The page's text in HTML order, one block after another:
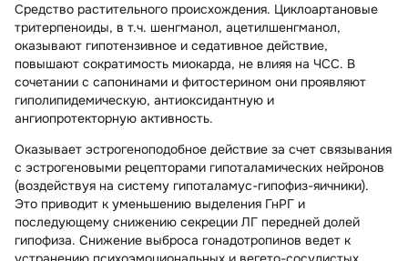
Средство растительного происхождения. Циклоартановые
тритерпеноиды, в т.ч. шенгманол, ацетилшенгманол,
оказывают гипотензивное и седативное действие,
повышают сократимость миокарда, не влияя на ЧСС. В
сочетании с сапонинами и фитостерином они проявляют
гиполипидемическую, антиоксидантную и
ангиопротекторную активность.
Оказывает эстрогеноподобное действие за счет связывания
с эстрогеновыми рецепторами гипоталамических нейронов
(воздействуя на систему гипоталамус-гипофиз-яичники).
Это приводит к уменьшению выделения ГнРГ и
последующему снижению секреции ЛГ передней долей
гипофиза. Снижение выброса гонадотропинов ведет к